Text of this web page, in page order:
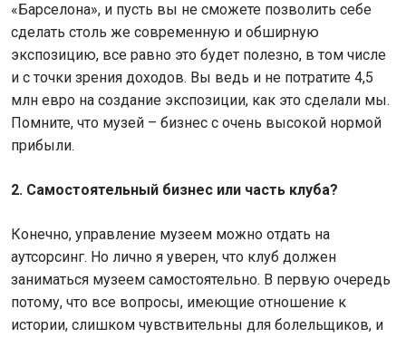
«Барселона», и пусть вы не сможете позволить себе
сделать столь же современную и обширную
экспозицию, все равно это будет полезно, в том числе
и с точки зрения доходов. Вы ведь и не потратите 4,5
млн евро на создание экспозиции, как это сделали мы.
Помните, что музей – бизнес с очень высокой нормой
прибыли.
2. Самостоятельный бизнес или часть клуба?
Конечно, управление музеем можно отдать на
аутсорсинг. Но лично я уверен, что клуб должен
заниматься музеем самостоятельно. В первую очередь
потому, что все вопросы, имеющие отношение к
истории, слишком чувствительны для болельщиков, и